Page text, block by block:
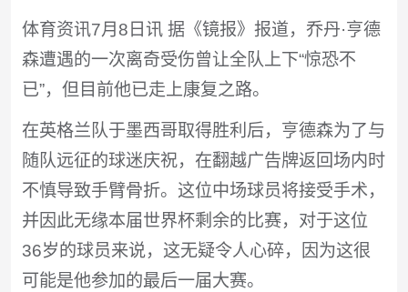
体育资讯7月8日讯 据《镜报》报道，乔丹·亨德
森遭遇的一次离奇受伤曾让全队上下“惊恐不
已”，但目前他已走上康复之路。
在英格兰队于墨西哥取得胜利后，亨德森为了与
随队远征的球迷庆祝，在翻越广告牌返回场内时
不慎导致手臂骨折。这位中场球员将接受手术，
并因此无缘本届世界杯剩余的比赛，对于这位
36岁的球员来说，这无疑令人心碎，因为这很
可能是他参加的最后一届大赛。